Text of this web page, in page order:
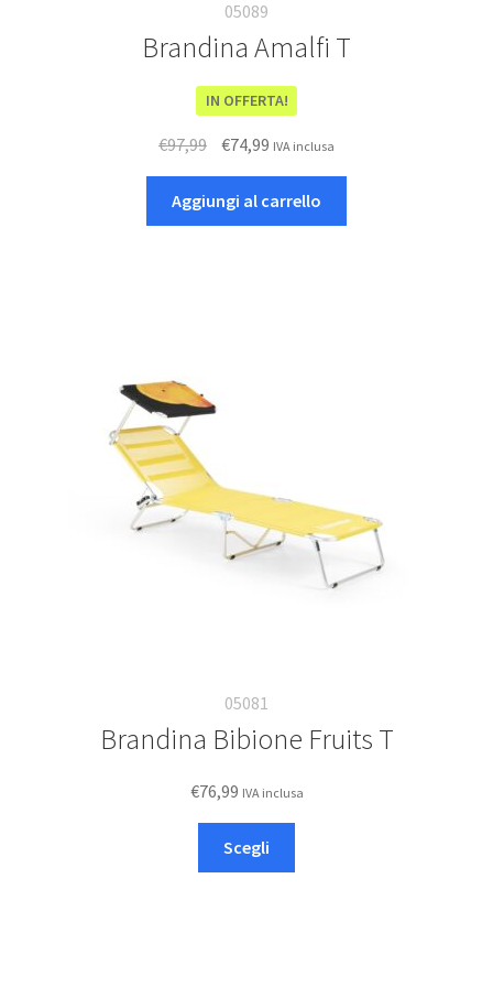
05089
Brandina Amalfi T
IN OFFERTA!
€97,99
prezzo
originale
era:
€74,99Il
prezzo
attuale
è:
IVA inclusa
Aggiungi al carrello
05081
Brandina Bibione Fruits T
€76,99 IVA inclusa
Scegli